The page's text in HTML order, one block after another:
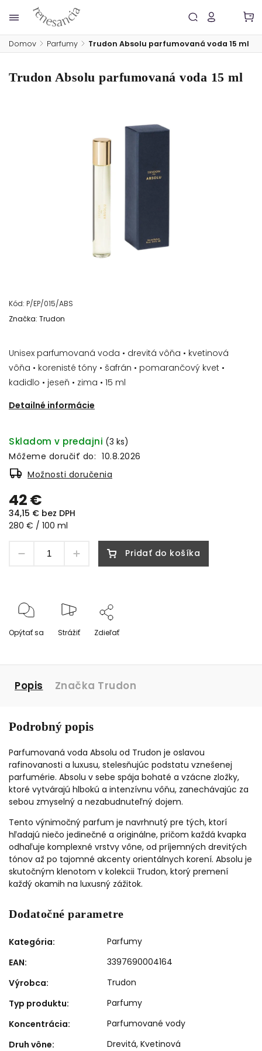
Domov / Parfumy / Trudon Absolu parfumovaná voda 15 ml
Trudon Absolu parfumovaná voda 15 ml
Kód: P/EP/015/ABS
Unisex parfumovaná voda • drevitá vôňa • kvetinová
vôňa • korenisté tóny • šafrán • pomarančový kvet •
kadidlo • jeseň • zima • 15 ml
Detailné informácie
Značka: Trudon
42 €
34,15 € bez DPH
280 € / 100 ml
Skladom v predajni (3 ks)
Môžeme doručiť do: 10.8.2026
Možnosti doručenia
Pridať do košíka
Opýtať sa Strážiť Zdieľať
Popis Značka Trudon
Podrobný popis
Parfumovaná voda Absolu od Trudon je oslavou
rafinovanosti a luxusu, stelesňujúc podstatu vznešenej
parfumérie. Absolu v sebe spája bohaté a vzácne zložky,
ktoré vytvárajú hlbokú a intenzívnu vôňu, zanechávajúc za
sebou zmyselný a nezabudnuteľný dojem.
Tento výnimočný parfum je navrhnutý pre tých, ktorí
hľadajú niečo jedinečné a originálne, pričom každá kvapka
odhaľuje komplexné vrstvy vône, od príjemných drevitých
tónov až po tajomné akcenty orientálnych korení. Absolu je
skutočným klenotom v kolekcii Trudon, ktorý premení
každý okamih na luxusný zážitok.
Dodatočné parametre
Kategória:
Parfumy
EAN:
3397690004164
Výrobca:
Trudon
Typ produktu:
Parfumy
Koncentrácia:
Parfumované vody
Druh vône: Drevitá, Kvetinová